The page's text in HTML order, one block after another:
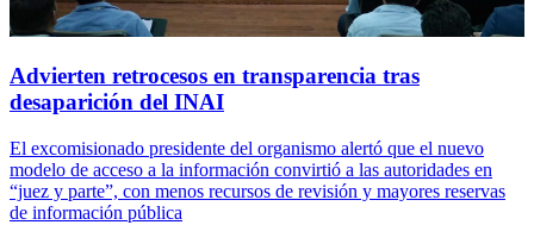
Advierten retrocesos en transparencia tras
desaparición del INAI
El excomisionado presidente del organismo alertó que el nuevo
modelo de acceso a la información convirtió a las autoridades en
“juez y parte”, con menos recursos de revisión y mayores reservas
de información pública